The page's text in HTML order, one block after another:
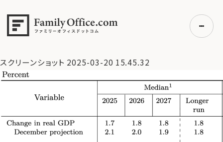
初めての方へ
ご利用の流れ・プラン
事例紹介
エキスパート一覧
市場は利下げ期待が高まるも期待先行に注意〜
スクリーン
スクリーンショット 2025-03-20 15.45.32